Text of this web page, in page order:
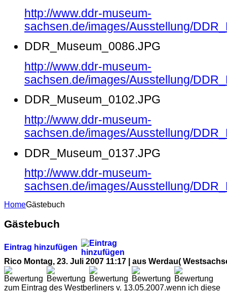
http://www.ddr-museum-
sachsen.de/images/Ausstellung/
DDR_Museum_0086.JPG
http://www.ddr-museum-
sachsen.de/images/Ausstellung/
DDR_Museum_0102.JPG
http://www.ddr-museum-
sachsen.de/images/Ausstellung/
DDR_Museum_0137.JPG
http://www.ddr-museum-
sachsen.de/images/Ausstellung/
HomeGästebuch
Gästebuch
Eintrag hinzufügen
Rico Montag, 23. Juli 2007 11:17 | aus Werdau(
zum Eintrag des Westberliners v. 13.05.2007.wenn ich diese